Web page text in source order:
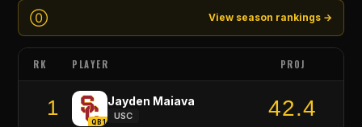
⓪ View season rankings →
RK PLAYER PROJ
1
QB1
Jayden Maiava
USC 42.4